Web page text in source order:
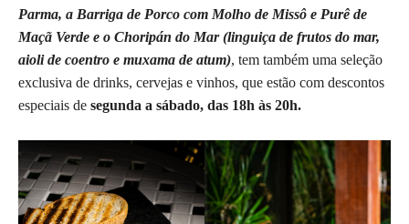
Parma, a Barriga de Porco com Molho de Missô e Purê de
Maçã Verde e o Choripán do Mar (linguiça de frutos do mar,
aioli de coentro e muxama de atum), tem também uma seleção
exclusiva de drinks, cervejas e vinhos, que estão com descontos
especiais de segunda a sábado, das 18h às 20h.